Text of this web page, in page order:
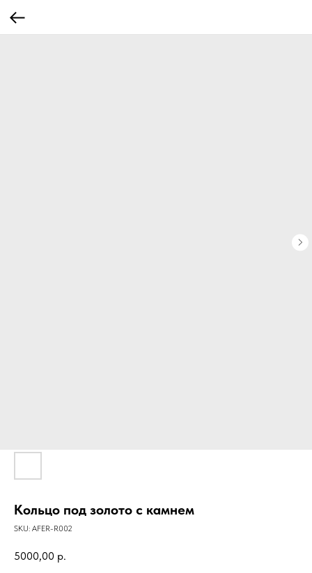
Кольцо под золото с камнем
SKU: AFER-R002
5000,00 р.